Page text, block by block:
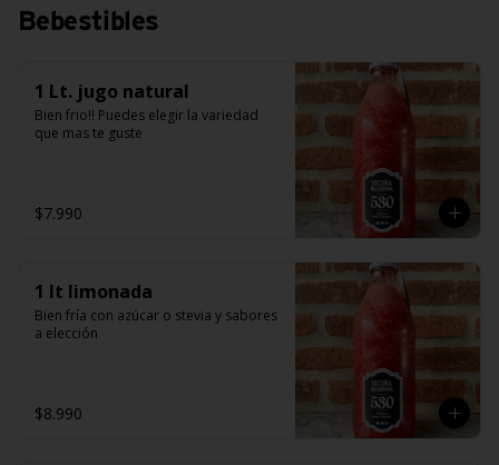
Bebestibles
1 Lt. jugo natural
Bien frio!! Puedes elegir la variedad
que mas te guste
$7.990
1 lt limonada
Bien fría con azúcar o stevia y sabores
a elección
$8.990